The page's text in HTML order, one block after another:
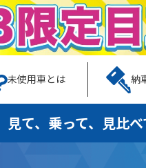
未使用車とは 納
見て、乗って、見比べ